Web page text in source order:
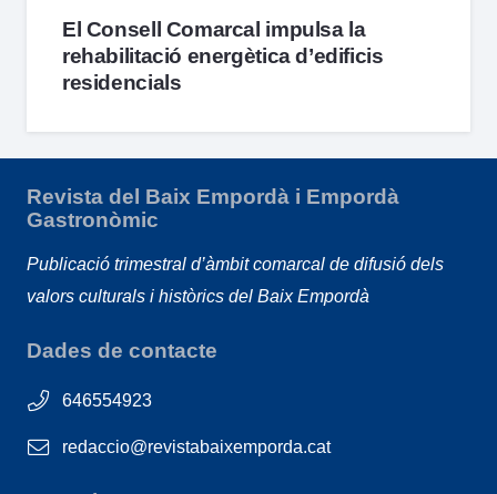
El Consell Comarcal impulsa la
rehabilitació energètica d’edificis
residencials
Revista del Baix Empordà i Empordà
Gastronòmic
Publicació trimestral d’àmbit comarcal de difusió dels
valors culturals i històrics del Baix Empordà
Dades de contacte
646554923
redaccio@revistabaixemporda.cat